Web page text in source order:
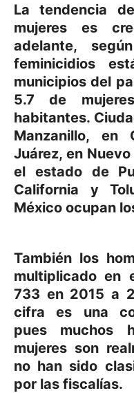
La tendencia
mujeres es
adelante,
feminicidios
municipios del
5.7 de
habitantes.
Manzanillo, en
Juárez, en
el estado de
California y
México ocupan
También los
multiplicado en
733 en 2015 a
cifra es una
pues muchos
mujeres son
no han sido
por las fiscalías.